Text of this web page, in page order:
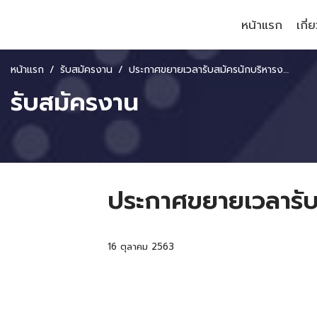
หน้าแรก เกี่
หน้าแรก รับสมัครงาน ประกาศขยายเวลารับสมัครนักบริหารงานทั่วไป สข.
รับสมัครงาน
ประกาศขยายเวลา
16 ตุลาคม 2563